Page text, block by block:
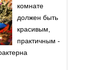
комнате
должен быть
красивым,
практичным -